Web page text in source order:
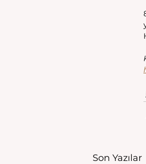
Son Yazılar